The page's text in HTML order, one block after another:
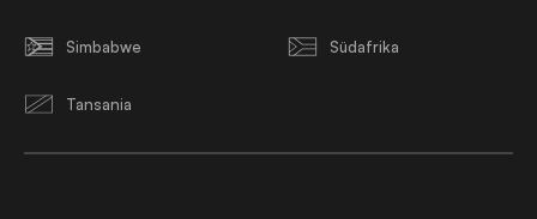
Simbabwe Südafrika
Tansania